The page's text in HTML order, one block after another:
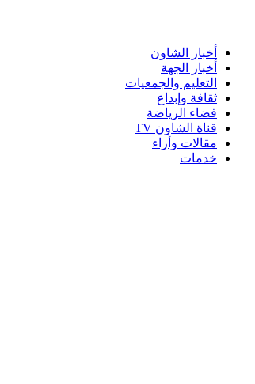
أخبار الشاون
أخبار الجهة
التعليم والجمعيات
ثقافة وإبداع
فضاء الرياضة
قناة الشاون TV
مقالات وأراء
خدمات